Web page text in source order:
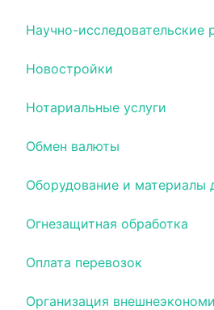
Научно-исследовательские
Новостройки
Нотариальные услуги
Обмен валюты
Оборудование и материалы
Огнезащитная обработка
Оплата перевозок
Организация